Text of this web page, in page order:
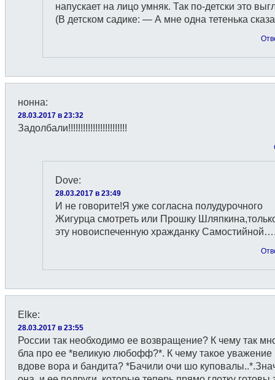
напускает на лицо умняк. Так по-детски это
(В детском садике: — А мне одна тетенька
нонна:
28.03.2017 в 23:32
Задолбали!!!!!!!!!!!!!!!!!!!!!!!!
Dove:
28.03.2017 в 23:49
И не говорите!Я уже согласна полудурочного
Жигурца смотреть или Прошку
эту новоиспеченную хражданку
Elke:
28.03.2017 в 23:55
России так необходимо ее возвращение? К чему так
бла про ее *великую любофф?*. К чему такое уважение
вдове вора и бандита? *Бачили очи шо